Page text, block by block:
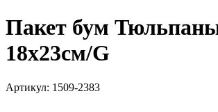
Пакет бум
18х23см/G
Артикул: 1509-2383